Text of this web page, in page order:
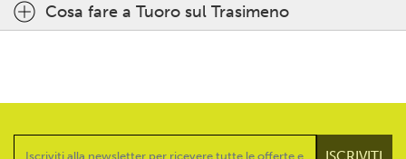
Cosa fare a Tuoro sul Trasimeno